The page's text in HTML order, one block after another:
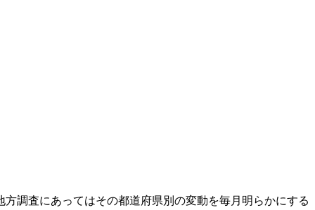
調査にあってはその都道府県別の変動を毎月明らかにする